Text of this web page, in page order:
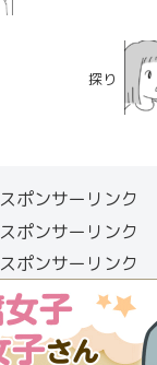
探り
スポンサーリンク
スポンサーリンク
スポンサーリンク